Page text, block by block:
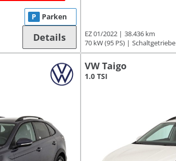
P Parken
Details EZ 01/2022
38.436 km
70 kW (95 PS)
Schaltgetriebe
VW Taigo
1.0 TSI